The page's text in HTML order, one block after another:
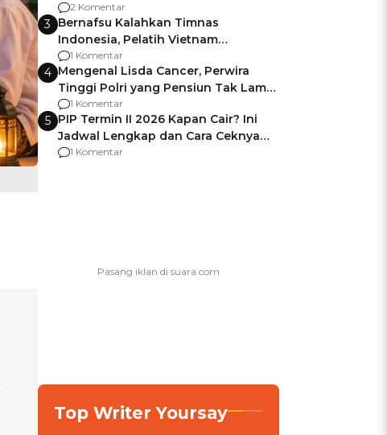
Pemalang
2 Komentar
3 Bernafsu Kalahkan Timnas
Indonesia, Pelatih Vietnam
Berencana Pakai Jimat di Pakansari
1 Komentar
4 Mengenal Lisda Cancer, Perwira
Tinggi Polri yang Pensiun Tak Lama
Usai Jadi Brigjen
1 Komentar
5 PIP Termin II 2026 Kapan Cair? Ini
Jadwal Lengkap dan Cara Ceknya
agar Dana Tidak Hangus!
1 Komentar
Top Writer Yoursay